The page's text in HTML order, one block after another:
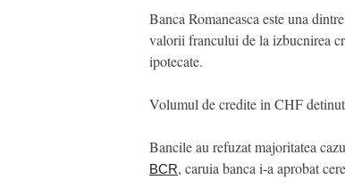
Banca Romaneasca este una
valorii francului de la izbucnirea
ipotecate.
Volumul de credite in CHF
Bancile au refuzat majoritatea
BCR, caruia banca i-a aprobat